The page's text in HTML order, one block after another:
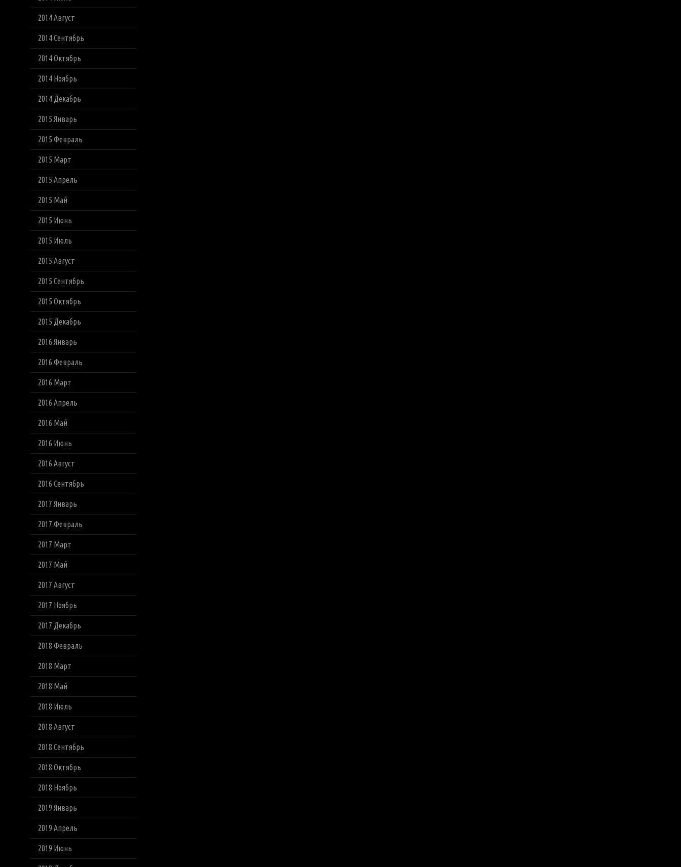
2014 Август
2014 Сентябрь
2014 Октябрь
2014 Ноябрь
2014 Декабрь
2015 Январь
2015 Февраль
2015 Март
2015 Апрель
2015 Май
2015 Июнь
2015 Июль
2015 Август
2015 Сентябрь
2015 Октябрь
2015 Декабрь
2016 Январь
2016 Февраль
2016 Март
2016 Апрель
2016 Май
2016 Июнь
2016 Август
2016 Сентябрь
2017 Январь
2017 Февраль
2017 Март
2017 Май
2017 Август
2017 Ноябрь
2017 Декабрь
2018 Февраль
2018 Март
2018 Май
2018 Июль
2018 Август
2018 Сентябрь
2018 Октябрь
2018 Ноябрь
2019 Январь
2019 Апрель
2019 Июнь